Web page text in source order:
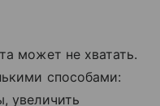
может не хватать.
способами:
увеличить